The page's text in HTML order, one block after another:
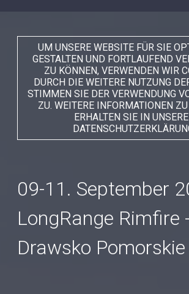
UM UNSERE WEBSITE FÜR SIE
GESTALTEN UND FORTLAUFEND
ZU KÖNNEN, VERWENDEN WIR
DURCH DIE WEITERE NUTZUNG
STIMMEN SIE DER VERWENDUNG
ZU. WEITERE INFORMATIONEN
ERHALTEN SIE IN
09-11. September
LongRange Rimfire -
Drawsko